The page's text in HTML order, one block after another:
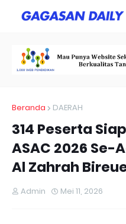
Beranda DAERAH
314 Peserta
ASAC 2026 Se-
Al Zahrah
Admin Mei 11, 2026